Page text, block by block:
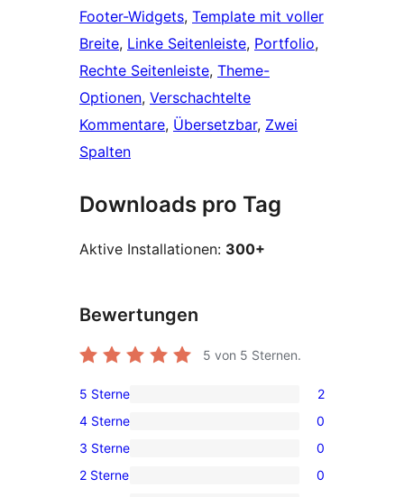
Footer-Widgets, Template mit voller
Breite, Linke Seitenleiste, Portfolio
Rechte Seitenleiste, Theme-
Optionen, Verschachtelte
Kommentare, Übersetzbar, Zwei
Spalten
Downloads pro Tag
Aktive Installationen: 300+
Bewertungen
5 von 5 Sternen.
2 5-
Sterne-
Rezensionen
5 Sterne 2
0 4-
Sterne-
Rezensionen
4 Sterne 0
0 3-
Sterne-
3 Sterne 0
0 2-
2 Sterne
0